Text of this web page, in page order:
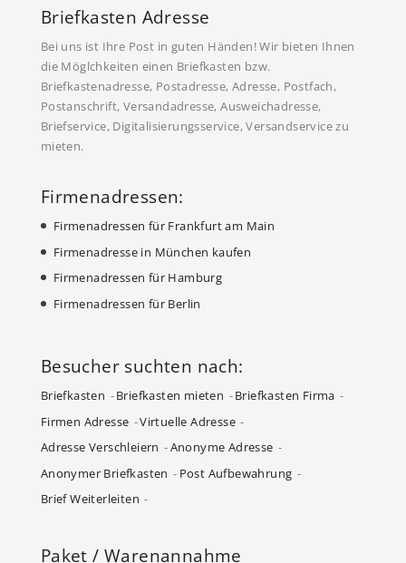
Briefkasten Adresse
Bei uns ist Ihre Post in guten Händen! Wir bieten Ihnen
die Möglchkeiten einen Briefkasten bzw.
Briefkastenadresse, Postadresse, Adresse, Postfach,
Postanschrift, Versandadresse, Ausweichadresse,
Briefservice, Digitalisierungsservice, Versandservice zu
mieten.
Firmenadressen:
Firmenadressen für Frankfurt am Main
Firmenadresse in München kaufen
Firmenadressen für Hamburg
Firmenadressen für Berlin
Besucher suchten nach:
Briefkasten Briefkasten mieten
Briefkasten Firma
Firmen Adresse
Virtuelle Adresse
Adresse Verschleiern
Anonyme Adresse
Anonymer Briefkasten
Post Aufbewahrung
Brief Weiterleiten
Paket / Warenannahme